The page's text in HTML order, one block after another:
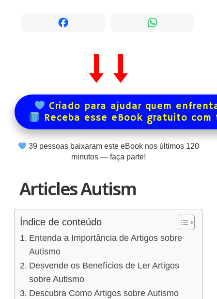
Criado para ajudar quem
Receba esse eBook gratuito
39 pessoas baixaram este eBook nos últimos 120
minutos — faça parte!
Articles Autism
Índice de conteúdo
Entenda a Importância de Artigos sobre
Autismo
Desvende os Benefícios de Ler Artigos
sobre Autismo
Descubra Como Artigos sobre Autismo